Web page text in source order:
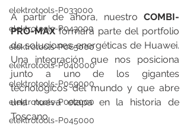
elektrotools-P033000
elektrotools-P043000
elektrotools-P065000
elektrotools-P040000
elektrotools-P059000
elektrotools-P002000
elektrotools-P045000
A partir de ahora, nuestro COMBI-
PRO-MAX formará parte del portfolio
de soluciones energéticas de Huawei.
Una integración que nos posiciona
junto a uno de los gigantes
tecnológicos del mundo y que abre
una nueva etapa en la historia de
Toscano.